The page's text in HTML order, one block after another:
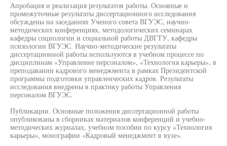
Апробация и реализация результатов работы. Основные и
промежуточные результаты диссертационного исследования
обсуждены на заседаниях Ученого совета ВГУЭС, научно-
методических конференциях, методологических семинарах
кафедры социологии и социальной работы ДВГТУ, кафедры
психологии ВГУЭС. Научно-методические результаты
диссертационной работы используются в учебном процессе по
дисциплинам «Управление персоналом», «Технология карьеры», в
преподавании кадрового менеджмента в рамках Президентской
программы подготовки управленческих кадров. Результаты
исследования внедрены в практику работы Управления
персоналом ВГУЭС.
Публикации. Основные положения диссертационной работы
опубликованы в сборниках материалов конференций и учебно-
методических журналах, учебном пособии по курсу «Технология
карьеры», монографии «Кадровый менеджмент в вузе».